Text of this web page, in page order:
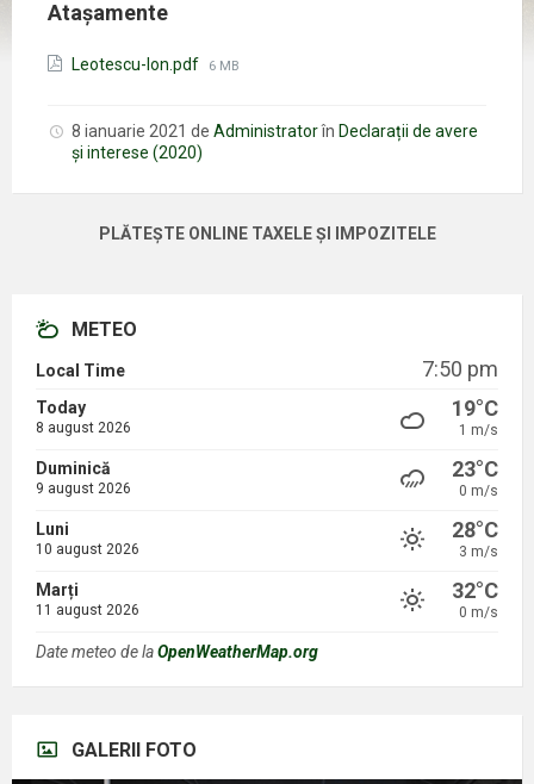
Atașamente
Leotescu-Ion.pdf Mărimea
6 MB
8 ianuarie 2021 de Administratorîn Declarații de avere
și interese (2020)
PLĂTEȘTE ONLINE TAXELE ȘI IMPOZITELE
METEO
Local Time 7:50 pm
Today
8 august 2026
19°C
1 m/s
Duminică
9 august 2026
23°C
0 m/s
Luni
10 august 2026
28°C
3 m/s
Marți
11 august 2026
32°C
0 m/s
Date meteo de laOpenWeatherMap.org
GALERII FOTO